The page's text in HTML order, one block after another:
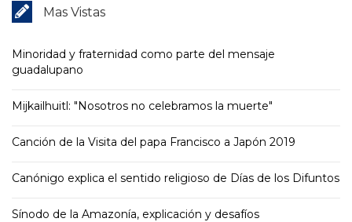
Mas Vistas
Minoridad y fraternidad como parte del mensaje
guadalupano
Mijkailhuitl: "Nosotros no celebramos la muerte"
Canción de la Visita del papa Francisco a Japón 2019
Canónigo explica el sentido religioso de Días de los Difuntos
Sínodo de la Amazonía, explicación y desafíos